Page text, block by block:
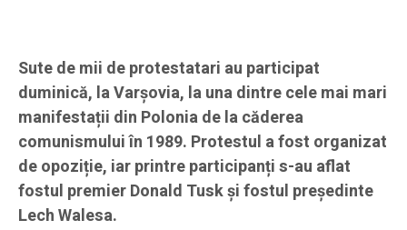
Sute de mii de protestatari au participat
duminică, la Varșovia, la una dintre cele mai mari
manifestații din Polonia de la căderea
comunismului în 1989. Protestul a fost organizat
de opoziție, iar printre participanți s-au aflat
fostul premier Donald Tusk și fostul președinte
Lech Walesa.